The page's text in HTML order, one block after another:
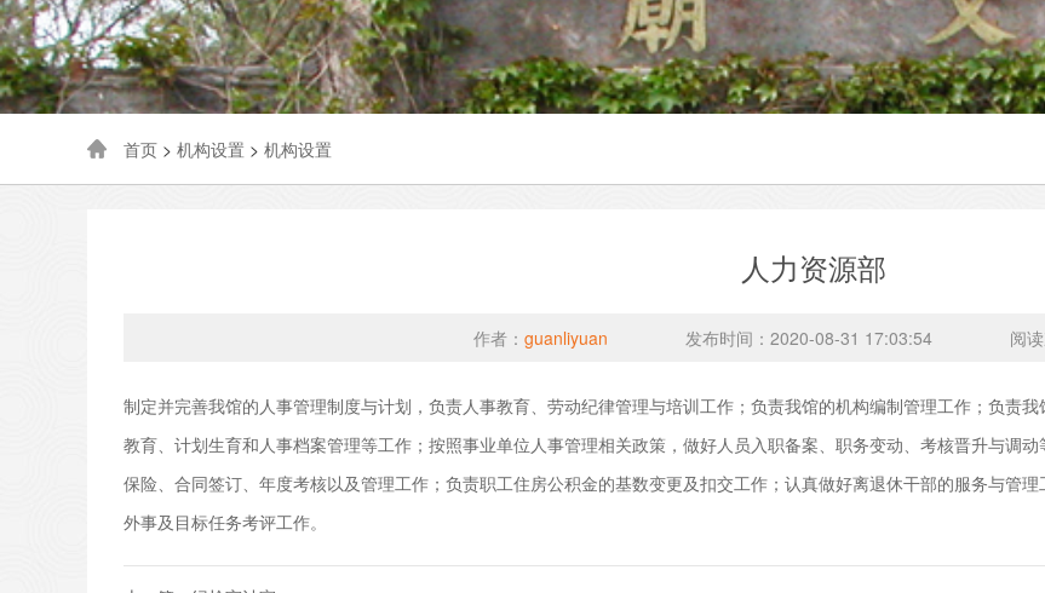
首页 > 机构设置 > 机构设置
人力资源部
作者： guanliyuan 发布时间：2020-08-31 17:03:54 阅
制定并完善我馆的人事管理制度与计划，负责人事教育、劳动纪律管理与培训工作；负责我馆的机构编制管理工作；负责
教育、计划生育和人事档案管理等工作；按照事业单位人事管理相关政策，做好人员入职备案、职务变动、考核晋升与调
保险、合同签订、年度考核以及管理工作；负责职工住房公积金的基数变更及扣交工作；认真做好离退休干部的服务与管
外事及目标任务考评工作。